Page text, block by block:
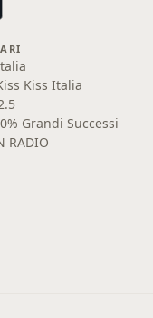
Kiss Italia
Grandi Successi
RADIO